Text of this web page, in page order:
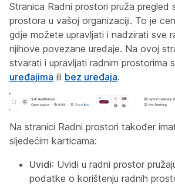
Stranica Radni prostori pruža pregled
prostora u vašoj organizaciji. To je
gdje možete upravljati i nadzirati sve
njihove povezane uređaje. Na ovoj
stvarati i upravljati radnim prostorima s
uređajima ili bez uređaja.
Na stranici Radni prostori također
sljedećim karticama:
Uvidi: Uvidi u radni prostor
podatke o korištenju radnih